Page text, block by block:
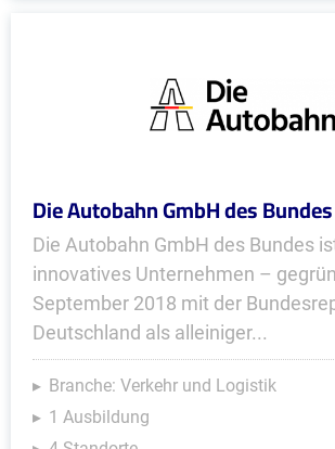
Die Autobahn GmbH des Bundes
Die Autobahn GmbH des Bundes
innovatives Unternehmen –
September 2018 mit der
Deutschland als alleiniger...
Branche: Verkehr und Logistik
1 Ausbildung